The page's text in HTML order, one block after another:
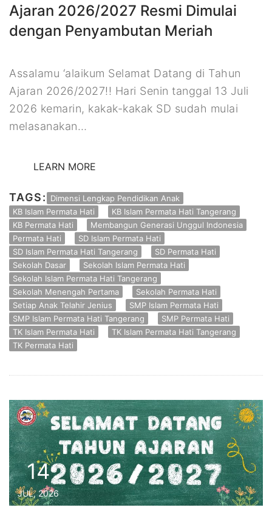
Ajaran 2026/2027 Resmi Dimulai
dengan Penyambutan Meriah
Assalamu ‘alaikum Selamat Datang di Tahun
Ajaran 2026/2027!! Hari Senin tanggal 13 Juli
2026 kemarin, kakak-kakak SD sudah mulai
melasanakan…
LEARN MORE
TAGS:
Dimensi Lengkap Pendidikan Anak
KB Islam Permata Hati
KB Islam Permata Hati Tangerang
KB Permata Hati
Membangun Generasi Unggul Indonesia
Permata Hati
SD Islam Permata Hati
SD Islam Permata Hati Tangerang
SD Permata Hati
Sekolah Dasar
Sekolah Islam Permata Hati
Sekolah Islam Permata Hati Tangerang
Sekolah Menengah Pertama
Sekolah Permata Hati
Setiap Anak Telahir Jenius
SMP Islam Permata Hati
SMP Islam Permata Hati Tangerang
SMP Permata Hati
TK Islam Permata Hati
TK Islam Permata Hati Tangerang
TK Permata Hati
14
JUL, 2026